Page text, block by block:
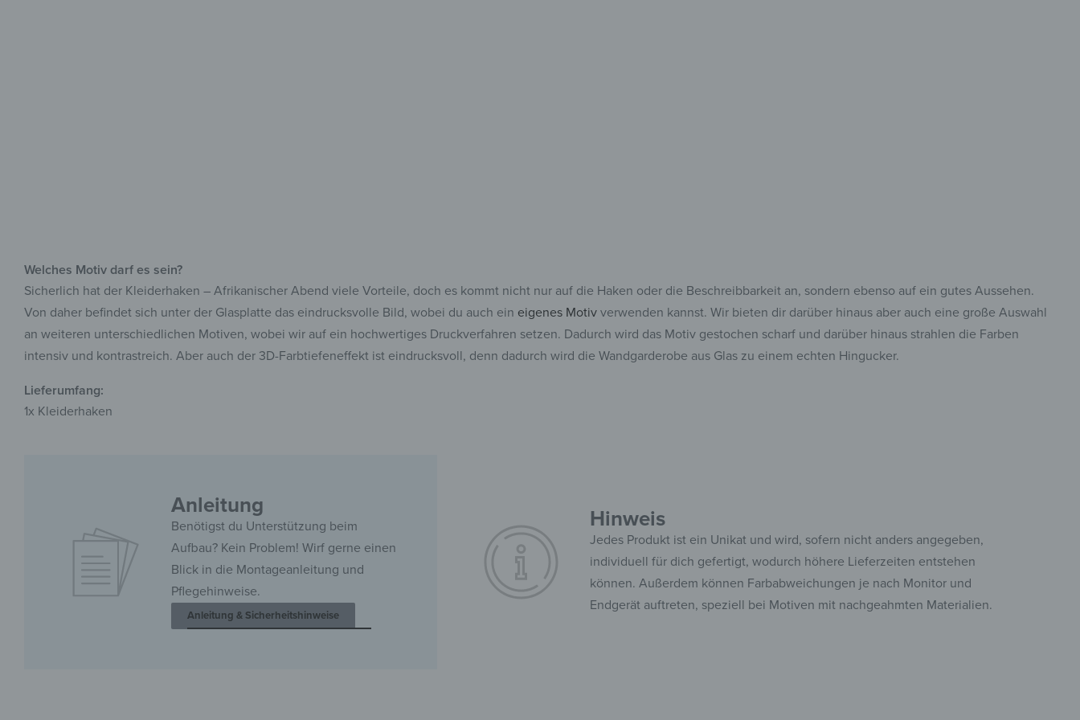
Welches Motiv darf es sein?
Sicherlich hat der Kleiderhaken – Afrikanischer Abend viele Vorteile, doch es kommt nicht nur auf die Haken oder die Beschreibbarkeit an, sondern ebenso auf ein gutes Aussehen.
Von daher befindet sich unter der Glasplatte das eindrucksvolle Bild, wobei du auch ein eigenes Motiv verwenden kannst. Wir bieten dir darüber hinaus aber auch eine große Auswahl
an weiteren unterschiedlichen Motiven, wobei wir auf ein hochwertiges Druckverfahren setzen. Dadurch wird das Motiv gestochen scharf und darüber hinaus strahlen die Farben
intensiv und kontrastreich. Aber auch der 3D-Farbtiefeneffekt ist eindrucksvoll, denn dadurch wird die Wandgarderobe aus Glas zu einem echten Hingucker.
Lieferumfang:
1x Kleiderhaken
Anleitung
Benötigst du Unterstützung beim
Aufbau? Kein Problem! Wirf gerne einen
Blick in die Montageanleitung und
Pflegehinweise.
Anleitung & Sicherheitshinweise
Hinweis
Jedes Produkt ist ein Unikat und wird, sofern nicht anders angegeben,
individuell für dich gefertigt, wodurch höhere Lieferzeiten entstehen
können. Außerdem können Farbabweichungen je nach Monitor und
Endgerät auftreten, speziell bei Motiven mit nachgeahmten Materialien.